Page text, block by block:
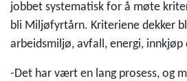
jobbet systematisk for å møte
bli Miljøfyrtårn. Kriteriene dekker
arbeidsmiljø, avfall, energi,
-Det har vært en lang prosess, og